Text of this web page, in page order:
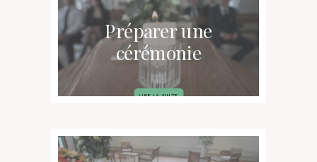
Préparer une
cérémonie
LIRE LA SUITE